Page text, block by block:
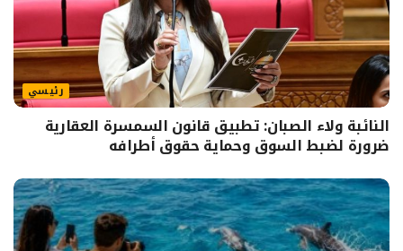
رئيسي
النائبة ولاء الصبان: تطبيق قانون السمسرة العقارية
ضرورة لضبط السوق وحماية حقوق أطرافه